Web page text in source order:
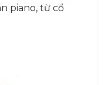
piano, từ cổ